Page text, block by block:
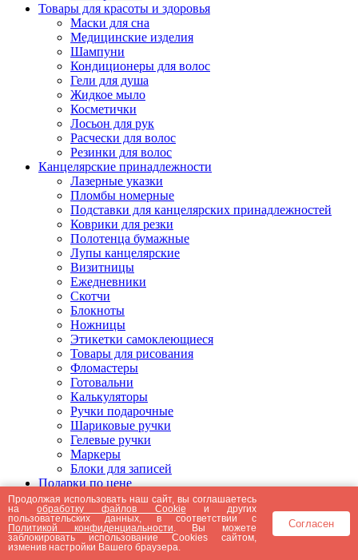
Товары для красоты и здоровья
Маски для сна
Медицинские изделия
Шампуни
Кондиционеры для волос
Гели для душа
Жидкое мыло
Косметички
Лосьон для рук
Расчески для волос
Резинки для волос
Канцелярские принадлежности
Лазерные указки
Пломбы номерные
Подставки для канцелярских принадлежностей
Коврики для резки
Полотенца бумажные
Лупы канцелярские
Визитницы
Ежедневники
Скотчи
Блокноты
Ножницы
Этикетки самоклеющиеся
Товары для рисования
Фломастеры
Готовальни
Калькуляторы
Ручки подарочные
Шариковые ручки
Гелевые ручки
Маркеры
Блоки для записей
Подарки по цене
Подарки от 5000 рублей
Подарки до 5000 рублей
Подарки до 3000 рублей
Подарки до 2000 рублей
Подарки до 1000 рублей
Продолжая использовать наш сайт, вы соглашаетесь
наобработку файлов Cookie и других
пользовательских данных, в соответствии с
Политикой конфиденциальности . Вы можете
заблокировать использование Cookies сайтом,
изменив настройки Вашего браузера.
Согласен